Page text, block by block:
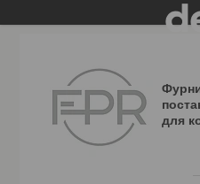
для